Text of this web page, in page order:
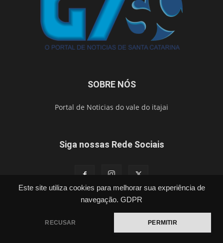
Este site utiliza cookies para melhorar sua experiência de
navegação. GDPR
RECUSAR PERMITIR
SOBRE NÓS
Portal de Noticias do vale do itajai
Siga nossas Rede Sociais
Esporte Brasil
Vídeos
Publicações Legais
Contato